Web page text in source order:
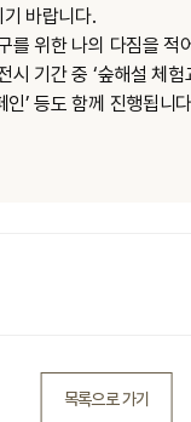
바랍니다.
를 위한 나의 다짐을 적
시 기간 중 ‘숲해설 체험
인’ 등도 함께 진행됩니
목록으로 가기